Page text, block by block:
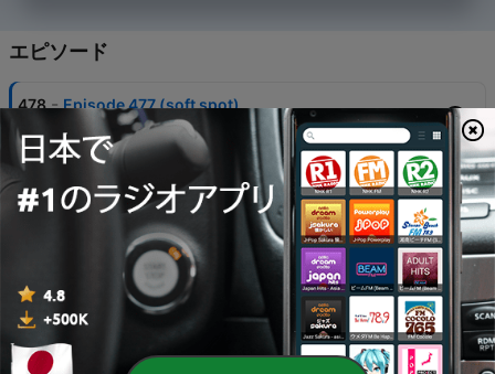
エピソード
478 - Episode 477 (soft spot)
Mon, 3 Aug 2026 16:00:00 +0000
477 Episode 476 (the noun ending -ee)
27 7月 2026
Episode 475 (go to the dogs)
475 - Episode 474 (truth be told)
13 7月 2026